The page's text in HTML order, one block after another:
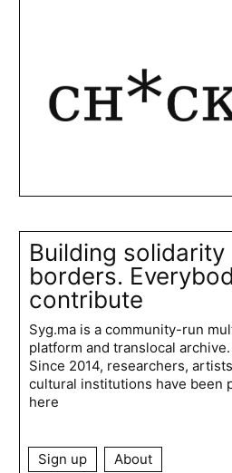
Building solidarity
borders.
contribute
Syg.ma is a community-run
platform and translocal archive.
Since 2014, researchers,
cultural institutions have been
here
Sign up About